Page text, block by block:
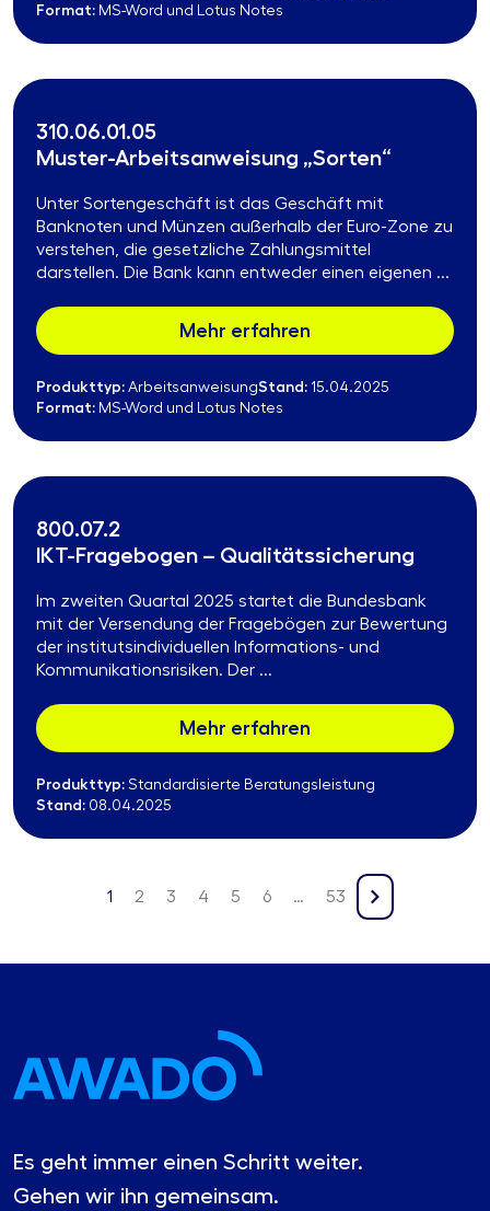
Format: MS-Word und Lotus Notes
310.06.01.05
Muster-Arbeitsanweisung „Sorten“
Unter Sortengeschäft ist das Geschäft mit
Banknoten und Münzen außerhalb der Euro-Zone zu
verstehen, die gesetzliche Zahlungsmittel
darstellen. Die Bank kann entweder einen eigenen ...
Mehr erfahren
Produkttyp: ArbeitsanweisungStand: 15.04.2025
Format: MS-Word und Lotus Notes
800.07.2
IKT-Fragebogen – Qualitätssicherung
Im zweiten Quartal 2025 startet die Bundesbank
mit der Versendung der Fragebögen zur Bewertung
der institutsindividuellen Informations- und
Kommunikationsrisiken. Der ...
Mehr erfahren
Produkttyp: Standardisierte Beratungsleistung
Stand: 08.04.2025
1 2 3 4 5 6 … 53
Es geht immer einen Schritt weiter.
Gehen wir ihn gemeinsam.